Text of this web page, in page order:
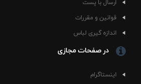
ارسال با پست
قوانین و مقررات
اندازه گیری لباس
در صفحات مجازی
اینستاگرام